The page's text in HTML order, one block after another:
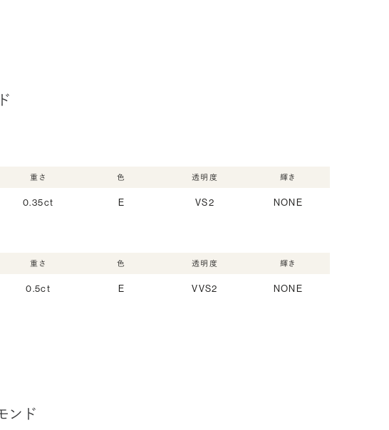
重さ
0.35ct
色
E
透明度
VS2
輝き
NONE
重さ
0.5ct
色
E
透明度
VVS2
輝き
NONE
ンド